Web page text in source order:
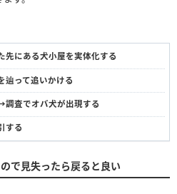
先にある犬小屋を実体化する
辿って追いかける
査でオバ犬が出現する
する
で見失ったら戻ると良い